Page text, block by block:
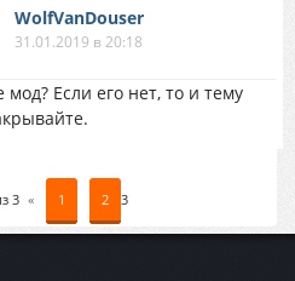
WolfVanDouser
31.01.2019 в 20:18
мод? Если его нет, то и тему
3 « 1 2 3